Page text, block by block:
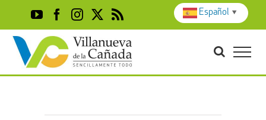
content
YouTubeFacebook
Instagram
X Rss
Español ▼